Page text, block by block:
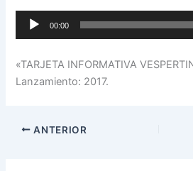
Reproductor
00:00
«TARJETA INFORMATIVA
Lanzamiento: 2017.
ANTERIOR